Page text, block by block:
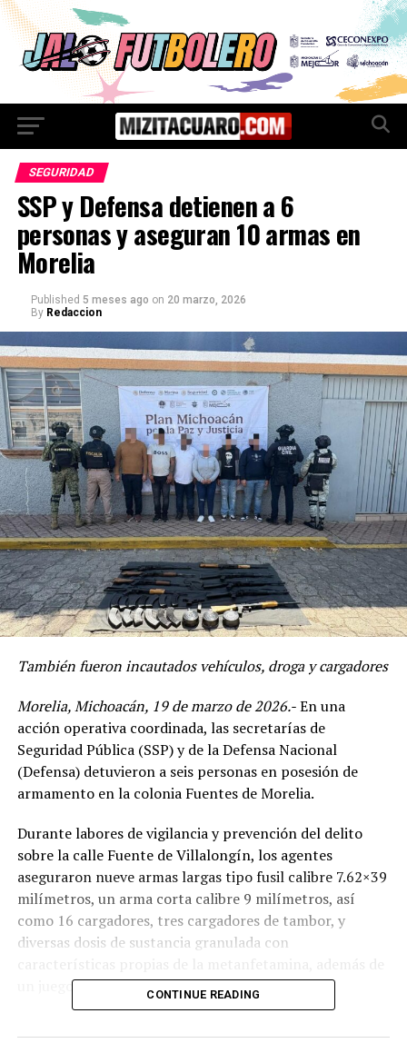
SEGURIDAD
SSP y Defensa detienen a 6
personas y aseguran 10 armas en
Morelia
Published 5 meses ago on 20 marzo, 2026
By Redaccion
También fueron incautados vehículos, droga y cargadores
Morelia, Michoacán, 19 de marzo de 2026.-En una
acción operativa coordinada, las secretarías de
Seguridad Pública (SSP) y de la Defensa Nacional
(Defensa) detuvieron a seis personas en posesión de
armamento en la colonia Fuentes de Morelia.
Durante labores de vigilancia y prevención del delito
sobre la calle Fuente de Villalongín, los agentes
aseguraron nueve armas largas tipo fusil calibre 7.62×39
milímetros, un arma corta calibre 9 milímetros, así
como 16 cargadores, tres cargadores de tambor, y
diversas dosis de sustancia granulada con
un juego de placas con reporte de robo.
CONTINUE READING